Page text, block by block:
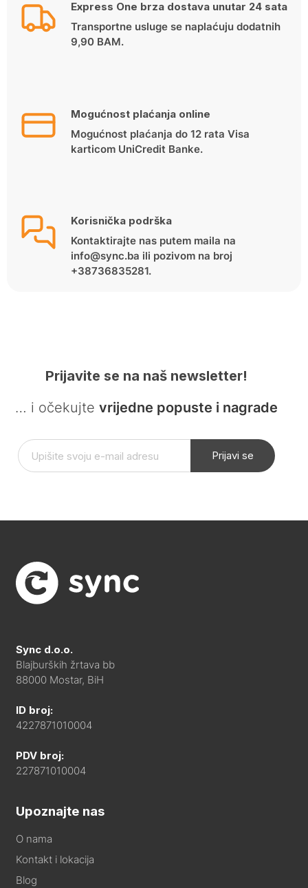
Express One brza dostava unutar 24 sata
Transportne usluge se naplaćuju dodatnih
9,90 BAM.
Mogućnost plaćanja online
Mogućnost plaćanja do 12 rata Visa
karticom UniCredit Banke.
Korisnička podrška
Kontaktirajte nas putem maila na
info@sync.ba ili pozivom na broj
+38736835281.
Prijavite se na naš newsletter!
… i očekujte vrijedne popuste i nagrade
Prijavi se
Sync d.o.o.
Blajburških žrtava bb
88000 Mostar, BiH
ID broj:
4227871010004
PDV broj:
227871010004
Upoznajte nas
O nama
Kontakt i lokacija
Blog